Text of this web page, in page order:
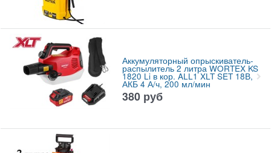
Аккумуляторный опрыскиватель-
распылитель 2 литра WORTEX KS
1820 Li в кор. ALL1 XLT SET 18В,
АКБ 4 А/ч, 200 мл/мин
380 руб